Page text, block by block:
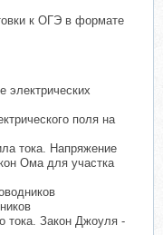
к ОГЭ в формате
электрических
поля на
тока. Напряжение
Ома для участка
тока. Закон Джоуля -